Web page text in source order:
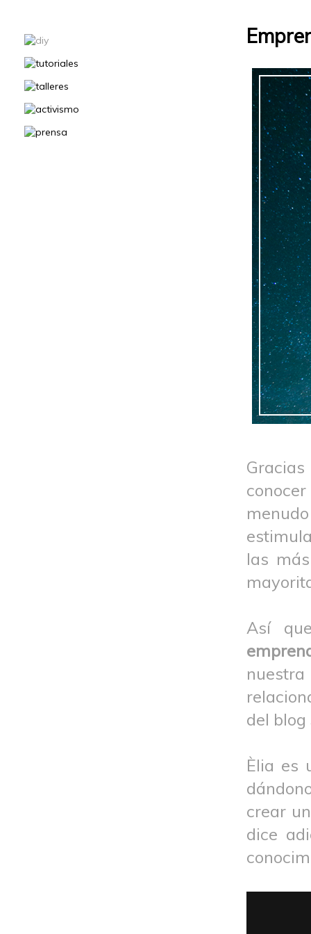
las
Así
del blog
Èlia es
crear
dice